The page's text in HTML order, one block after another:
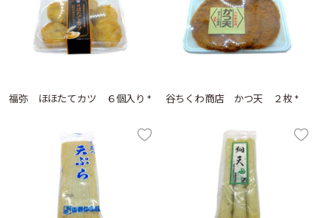
福弥 ほほたてカツ ６個入り * 谷ちくわ商店 かつ天 ２枚 *